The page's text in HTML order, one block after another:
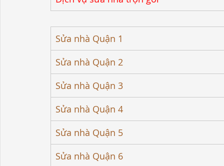
Sửa nhà Quận 1
Sửa nhà Quận 2
Sửa nhà Quận 3
Sửa nhà Quận 4
Sửa nhà Quận 5
Sửa nhà Quận 6